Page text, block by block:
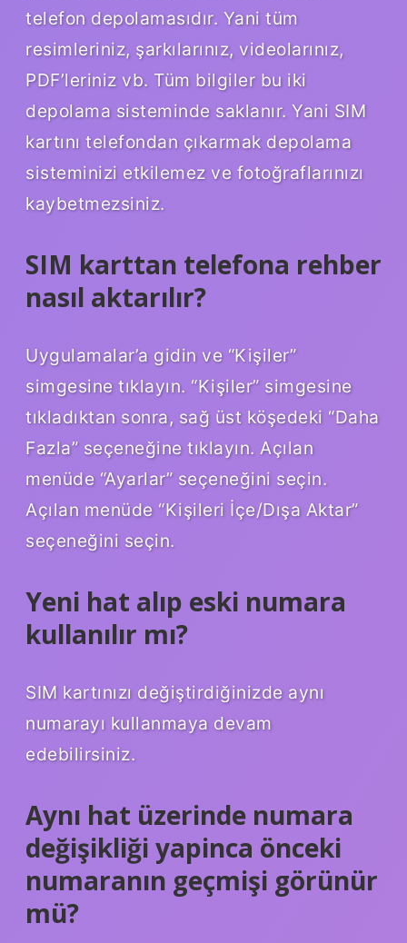
telefon depolamasıdır. Yani tüm
resimleriniz, şarkılarınız, videolarınız,
PDF’leriniz vb. Tüm bilgiler bu iki
depolama sisteminde saklanır. Yani SIM
kartını telefondan çıkarmak depolama
sisteminizi etkilemez ve fotoğraflarınızı
kaybetmezsiniz.
SIM karttan telefona rehber
nasıl aktarılır?
Uygulamalar’a gidin ve “Kişiler”
simgesine tıklayın. “Kişiler” simgesine
tıkladıktan sonra, sağ üst köşedeki “Daha
Fazla” seçeneğine tıklayın. Açılan
menüde “Ayarlar” seçeneğini seçin.
Açılan menüde “Kişileri İçe/Dışa Aktar”
seçeneğini seçin.
Yeni hat alıp eski numara
kullanılır mı?
SIM kartınızı değiştirdiğinizde aynı
numarayı kullanmaya devam
edebilirsiniz.
Aynı hat üzerinde numara
değişikliği yapinca önceki
numaranın geçmişi görünür
mü?